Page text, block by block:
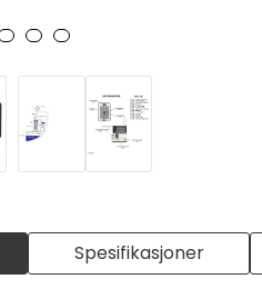
Spesifikasjoner